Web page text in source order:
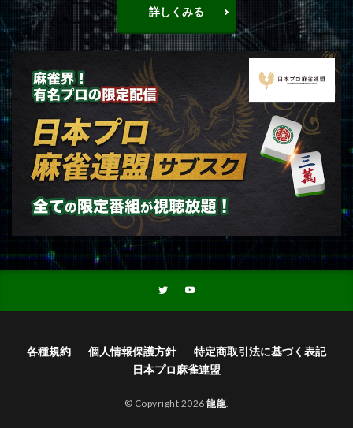
詳しくみる
各種規約 個人情報保護方針
特定商取引法に基づく表記
日本プロ麻雀連盟
© Copyright 2026 龍龍.